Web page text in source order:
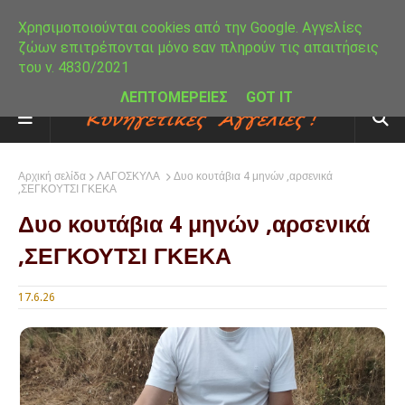
Αρχική σελίδα ΛΑΓΟΣΚΥΛΑ
Δυο κουτάβια 4 μηνών ,αρσενικά
,ΣΕΓΚΟΥΤΣΙ ΓΚΕΚΑ
Δυο κουτάβια 4 μηνών ,αρσενικά
,ΣΕΓΚΟΥΤΣΙ ΓΚΕΚΑ
17.6.26
Χρησιμοποιούνται cookies από την Google. Αγγελίες
ζώων επιτρέπονται μόνο εαν πληρούν τις απαιτήσεις
του ν. 4830/2021
ΛΕΠΤΟΜΕΡΕΙΕΣ
GOT IT